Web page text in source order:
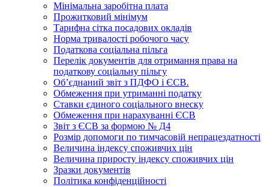
Мінімальна заробітна плата
Прожитковий мінімум
Тарифна сітка посадових окладів
Норма тривалості робочого часу
Податкова соціальна пільга
Перелік документів для отримання права на
податкову соціальну пільгу
Об’єднаний звіт з ПДФО і ЄСВ.
Обмеження при утриманні податку
Ставки єдиного соціального внеску
Обмеження при нарахуванні ЄСВ
Звіт з ЄСВ за формою № Д4
Розмір допомоги по тимчасовій непрацездатності
Величина індексу споживчих цін
Величина приросту індексу споживчих цін
Зразки документів
Політика конфіденційності